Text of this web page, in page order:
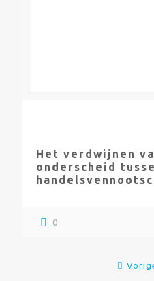
Het verdwijnen
onderscheid
0